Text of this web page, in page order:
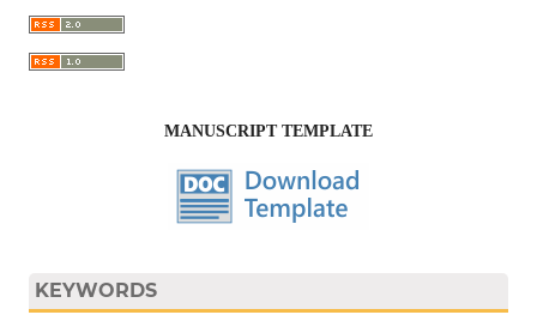
MANUSCRIPT TEMPLATE
KEYWORDS